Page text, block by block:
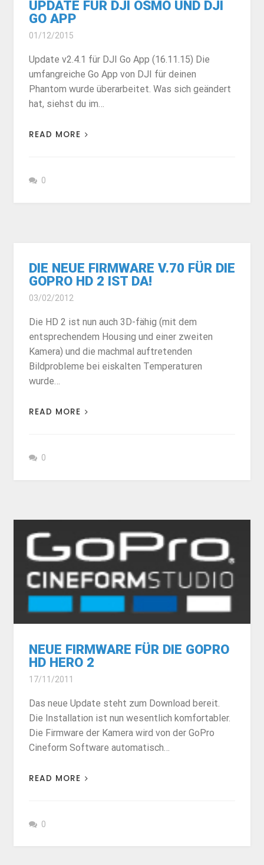
UPDATE FÜR DJI OSMO UND DJI
GO APP
01/12/2015
Update v2.4.1 für DJI Go App (16.11.15) Die
umfangreiche Go App von DJI für deinen
Phantom wurde überarbeitet. Was sich geändert
hat, siehst du im…
READ MORE
0
DIE NEUE FIRMWARE V.70 FÜR DIE
GOPRO HD 2 IST DA!
03/02/2012
Die HD 2 ist nun auch 3D-fähig (mit dem
entsprechendem Housing und einer zweiten
Kamera) und die machmal auftretenden
Bildprobleme bei eiskalten Temperaturen
wurde…
READ MORE
0
NEUE FIRMWARE FÜR DIE GOPRO
HD HERO 2
17/11/2011
Das neue Update steht zum Download bereit.
Die Installation ist nun wesentlich komfortabler.
Die Firmware der Kamera wird von der GoPro
Cineform Software automatisch…
READ MORE
0